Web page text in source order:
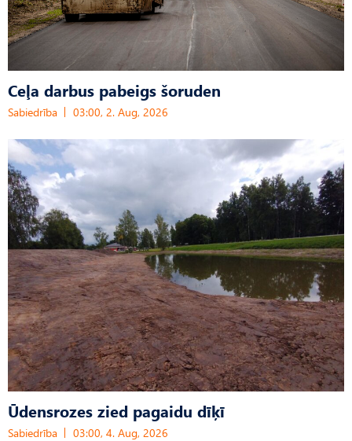
Ceļa darbus pabeigs šoruden
Sabiedrība 03:00, 2. Aug, 2026
Ūdensrozes zied pagaidu dīķī
Sabiedrība 03:00, 4. Aug, 2026